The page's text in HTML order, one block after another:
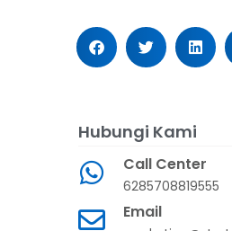
Hubungi Kami
Call Center
6285708819555
Email